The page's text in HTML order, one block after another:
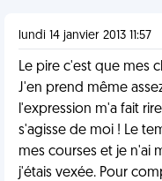
lundi 14 janvier 2013 11:57
Le pire c'est que mes
J'en prend même
l'expression m'a fait
s'agisse de moi ! Le
mes courses et je n'ai
j'étais vexée. Pour